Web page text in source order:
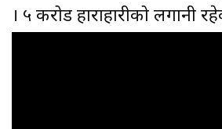
। ५ करोड हाराहारीको लगानी